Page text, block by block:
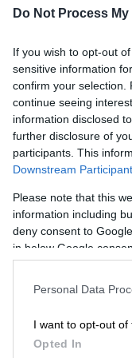
Do Not Process
If you wish to opt-out
sensitive information
confirm your selection.
continue seeing
information disclosed
further disclosure of
participants. This
Downstream
Please note that this
information including
deny consent to
in below Google
Personal Data
I want to opt-out of
Opted In